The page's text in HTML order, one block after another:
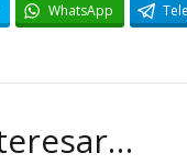
WhatsApp